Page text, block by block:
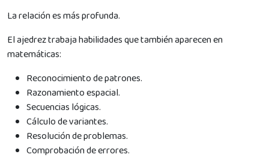
La relación es más profunda.
El ajedrez trabaja habilidades que también aparecen en
matemáticas:
Reconocimiento de patrones.
Razonamiento espacial.
Secuencias lógicas.
Cálculo de variantes.
Resolución de problemas.
Comprobación de errores.